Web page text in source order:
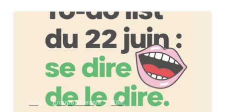
groupe Artemys RSE